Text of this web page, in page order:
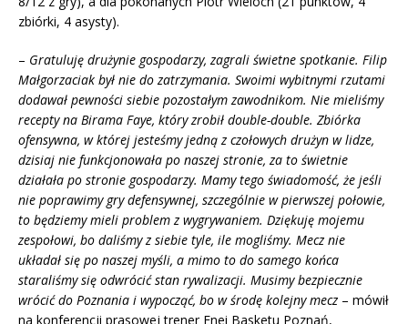
zbiórki, 4 asysty).
– Gratuluję drużynie gospodarzy, zagrali świetne spotkanie. Filip
Małgorzaciak był nie do zatrzymania. Swoimi wybitnymi rzutami
dodawał pewności siebie pozostałym zawodnikom. Nie mieliśmy
recepty na Birama Faye, który zrobił double-double. Zbiórka
ofensywna, w której jesteśmy jedną z czołowych drużyn w lidze,
dzisiaj nie funkcjonowała po naszej stronie, za to świetnie
działała po stronie gospodarzy. Mamy tego świadomość, że jeśli
nie poprawimy gry defensywnej, szczególnie w pierwszej połowie,
to będziemy mieli problem z wygrywaniem. Dziękuję mojemu
zespołowi, bo daliśmy z siebie tyle, ile mogliśmy. Mecz nie
układał się po naszej myśli, a mimo to do samego końca
staraliśmy się odwrócić stan rywalizacji. Musimy bezpiecznie
wrócić do Poznania i wypocząć, bo w środę kolejny mecz – mówił
na konferencji prasowej trener Enei Basketu Poznań,